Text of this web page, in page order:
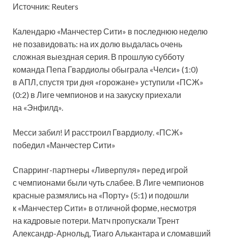
Источник: Reuters
Календарю «Манчестер Сити» в последнюю неделю
не позавидовать: на их долю выдалась очень
сложная выездная серия. В прошлую субботу
команда Пепа Гвардиолы обыграла «Челси» (1:0)
в АПЛ, спустя три дня «горожане» уступили «ПСЖ»
(0:2) в Лиге чемпионов и на закуску приехали
на «Энфилд».
Месси забил! И расстроил Гвардиолу. «ПСЖ»
победил «Манчестер Сити»
Спарринг-партнеры «Ливерпуля» перед игрой
с чемпионами были чуть слабее. В Лиге чемпионов
красные размялись на «Порту» (5:1) и подошли
к «Манчестер Сити» в отличной форме, несмотря
на кадровые потери. Матч пропускали Трент
Александр-Арнольд, Тиаго Алькантара и сломавший